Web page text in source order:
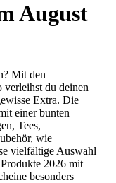
August
Mit den
du deinen
Extra. Die
einer bunten
Tees,
wie
vielfältige Auswahl
2026 mit
besonders